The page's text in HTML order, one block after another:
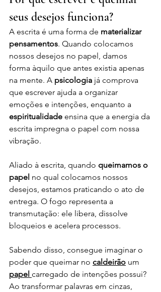
seus desejos funciona?
A escrita é uma forma de materializar
pensamentos. Quando colocamos
nossos desejos no papel, damos
forma àquilo que antes existia apenas
na mente. A psicologia já comprova
que escrever ajuda a organizar
emoções e intenções, enquanto a
espiritualidade ensina que a energia da
escrita impregna o papel com nossa
vibração.
Aliado à escrita, quando queimamos o
papel no qual colocamos nossos
desejos, estamos praticando o ato de
entrega. O fogo representa a
transmutação: ele libera, dissolve
bloqueios e acelera processos.
Sabendo disso, consegue imaginar o
poder que queimar no caldeirão um
papel carregado de intenções possui?
Ao transformar palavras em cinzas,